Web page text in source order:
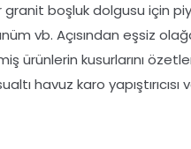
granit boşluk dolgusu için
vb. Açısından eşsiz
kusurlarını
havuz karo yapıştırıcısı